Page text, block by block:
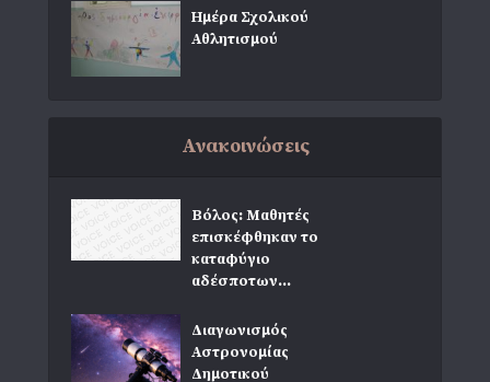
Ημέρα Σχολικού
Αθλητισμού
Ανακοινώσεις
Βόλος: Μαθητές
επισκέφθηκαν το
καταφύγιο
αδέσποτων...
Διαγωνισμός
Αστρονομίας
Δημοτικού